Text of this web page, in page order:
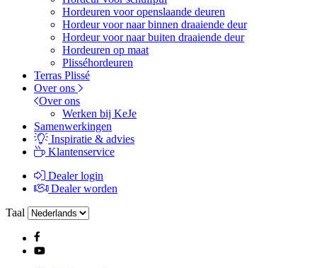
Hordeuren voor openslaande deuren
Hordeur voor naar binnen draaiende deur
Hordeur voor naar buiten draaiende deur
Hordeuren op maat
Plisséhordeuren
Terras Plissé
Over ons
Over ons
Werken bij KeJe
Samenwerkingen
Inspiratie & advies
Klantenservice
Dealer login
Dealer worden
Taal